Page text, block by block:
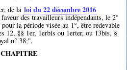
de la loi du 22 décembre 2016
des travailleurs indépendants, le 2°
la période visée au 1°, être redevable
12, §§ 1er, 1erbis ou 1erter, ou 13bis, §
n° 38;".
CHAPITRE